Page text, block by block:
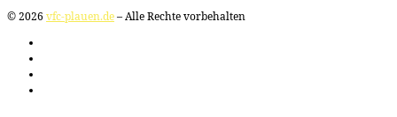
© 2026 vfc-plauen.de– Alle Rechte vorbehalten